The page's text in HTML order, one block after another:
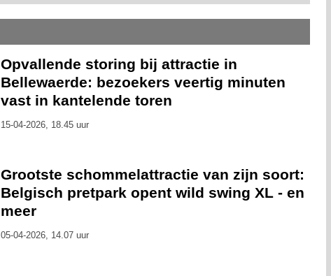
Opvallende storing bij attractie in
Bellewaerde: bezoekers veertig minuten
vast in kantelende toren
15-04-2026, 18.45 uur
Grootste schommelattractie van zijn soort:
Belgisch pretpark opent wild swing XL - en
meer
05-04-2026, 14.07 uur